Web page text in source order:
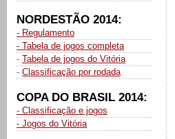
NORDESTÃO 2014:
- Regulamento
- Tabela de jogos completa
- Tabela de jogos do Vitória
- Classificação por rodada
COPA DO BRASIL 2014:
- Classificação e jogos
- Jogos do Vitória